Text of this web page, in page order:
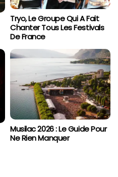
Tryo, Le Groupe Qui A Fait
Chanter Tous Les Festivals
De France
Musilac 2026 : Le Guide Pour
Ne Rien Manquer